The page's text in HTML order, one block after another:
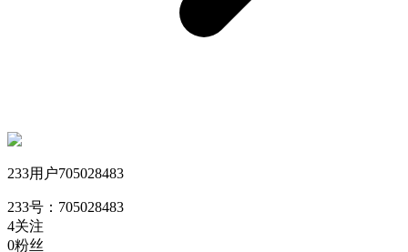
233用户705028483
233号：705028483
4关注
0粉丝